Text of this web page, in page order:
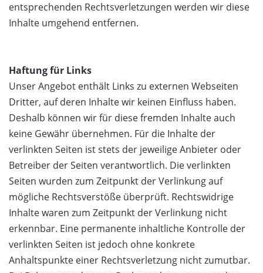
entsprechenden Rechtsverletzungen werden wir diese
Inhalte umgehend entfernen.
Haftung für Links
Unser Angebot enthält Links zu externen Webseiten
Dritter, auf deren Inhalte wir keinen Einfluss haben.
Deshalb können wir für diese fremden Inhalte auch
keine Gewähr übernehmen. Für die Inhalte der
verlinkten Seiten ist stets der jeweilige Anbieter oder
Betreiber der Seiten verantwortlich. Die verlinkten
Seiten wurden zum Zeitpunkt der Verlinkung auf
mögliche Rechtsverstöße überprüft. Rechtswidrige
Inhalte waren zum Zeitpunkt der Verlinkung nicht
erkennbar. Eine permanente inhaltliche Kontrolle der
verlinkten Seiten ist jedoch ohne konkrete
Anhaltspunkte einer Rechtsverletzung nicht zumutbar.